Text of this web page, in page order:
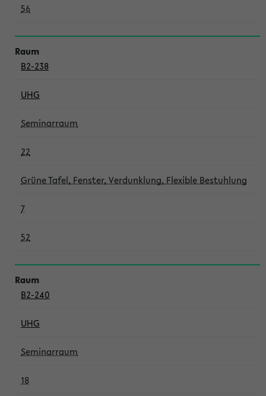
56
B2-238
UHG
Seminarraum
22
Grüne Tafel, Fenster, Verdunklung, Flexible Bestuhlung
7
52
B2-240
UHG
Seminarraum
18